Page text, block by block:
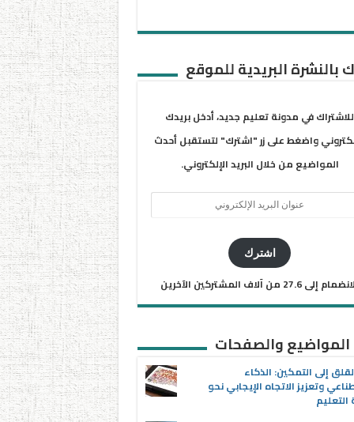
بالنشرة البريدية للموقع
للاشتراك في مدونة تعليم جديد، أدخل بريدك
واضغط على زر "اشترك" لتستقبل أحدث
المواضيع من خلال البريد الإلكتروني.
اشترك
إلى 27.6 من آلاف المشتركين الآخرين
المواضيع والصفحات
إلى التمكين: الذكاء
وتعزيز الاتجاه الإيجابي نحو